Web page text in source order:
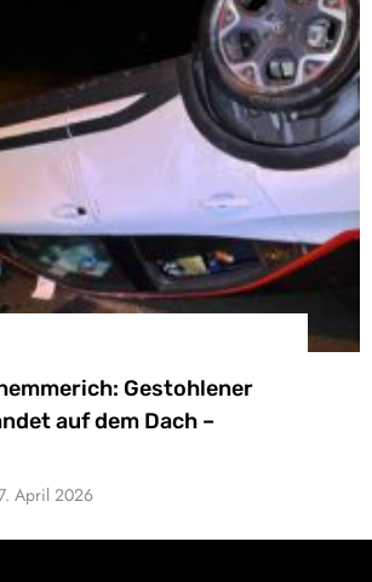
Gestohlener
auf dem Dach –
April 2026